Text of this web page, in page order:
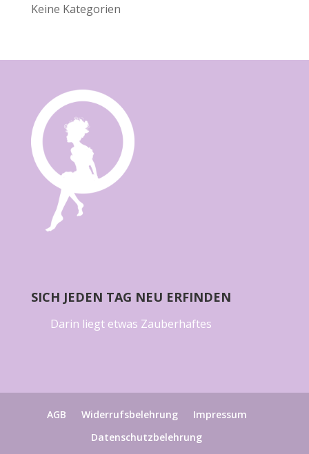
Keine Kategorien
SICH JEDEN TAG NEU ERFINDEN
Darin liegt etwas Zauberhaftes
AGB Widerrufsbelehrung
Impressum
Datenschutzbelehrung